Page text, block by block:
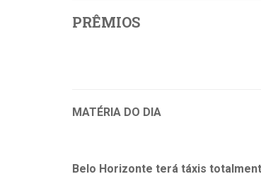
PRÊMIOS
MATÉRIA DO DIA
Belo Horizonte terá táxis